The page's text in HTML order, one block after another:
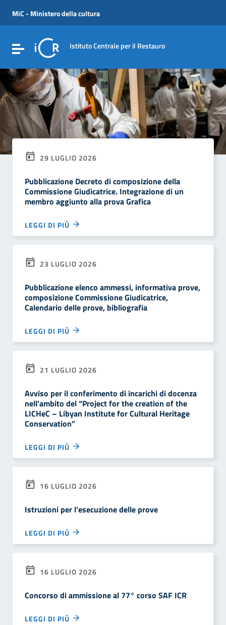
Vai al menu di navigazione
Vai al footer
MiC - Ministero della cultura
Attiva / disattiva la navigazione
Istituto Centrale per il Restauro
29 LUGLIO 2026
Pubblicazione Decreto di composizione della
Commissione Giudicatrice. Integrazione di un
membro aggiunto alla prova Grafica
LEGGI DI PIÙ
23 LUGLIO 2026
Pubblicazione elenco ammessi, informativa prove,
composizione Commissione Giudicatrice,
Calendario delle prove, bibliografia
LEGGI DI PIÙ
21 LUGLIO 2026
Avviso per il conferimento di incarichi di docenza
nell’ambito del “Project for the creation of the
LICHeC – Libyan Institute for Cultural Heritage
Conservation”
LEGGI DI PIÙ
16 LUGLIO 2026
Istruzioni per l’esecuzione delle prove
LEGGI DI PIÙ
16 LUGLIO 2026
Concorso di ammissione al 77° corso SAF ICR
LEGGI DI PIÙ